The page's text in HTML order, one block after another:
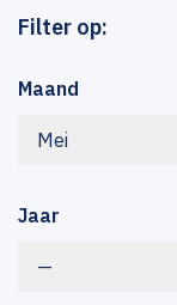
Filter op:
Maand
Mei
Jaar
—